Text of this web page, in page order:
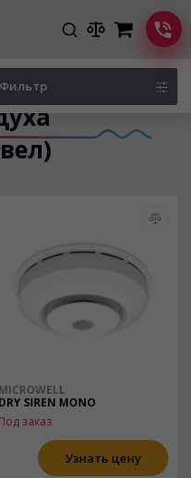
Фильтр
MICROWELL
DRY SIREN MONO
Под заказ
Узнать цену